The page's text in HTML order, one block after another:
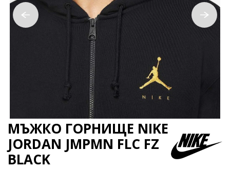
МЪЖКО ГОРНИЩЕ NIKE
JORDAN JMPMN FLC FZ
BLACK